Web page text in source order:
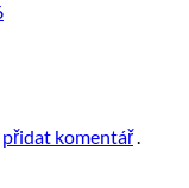
přidat komentář.